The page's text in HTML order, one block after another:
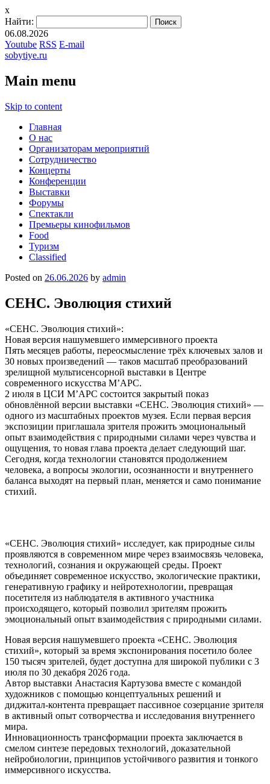
x
Найти:
06.08.2026
Youtube RSS E-mail
sobytiye.ru
Main menu
Skip to content
Главная
О нас
Организаторам мероприятий
Сотрудничество
Концерты
Конференции
Выставки
Форумы
Спектакли
Премьеры кинофильмов
Food
Туризм
Сlassified
Posted on 26.06.2026 by admin
СЕНС. Эволюция стихий
«СЕНС. Эволюция стихий»:
Новая версия нашумевшего иммерсивного проекта
Пять месяцев работы, переосмысление трёх ключевых залов и
30 новых произведений — таков масштаб преобразований
зрелищной мультисенсорной выставки в Центре
современного искусства М’АРС.
2 июля в ЦСИ М’АРС состоится закрытый показ
обновлённой версии выставки «СЕНС. Эволюция стихий» —
одного из масштабных проектов музея. Если первая версия
экспозиции приглашала зрителя прожить эмоциональный
опыт взаимодействия с природными силами через чувства и
ощущения, то новая глава проекта делает следующий шаг.
Сегодня, когда технологии становятся продолжением
человека, а вопросы экологии, осознанности и внутреннего
баланса выходят на первый план, меняется и само понимание
стихий.
«СЕНС. Эволюция стихий» исследует, как природные силы
проявляются в современном мире через взаимосвязь человека,
технологий, сознания и окружающей среды. Проект
объединяет современное искусство, экологические практики,
генеративную графику и нейротехнологии, превращая
посетителя из наблюдателя в активного участника
происходящего, который позволил зрителям прожить
эмоциональный опыт взаимодействия с природными силами.
Новая версия нашумевшего проекта «СЕНС. Эволюция
стихий», который за время экспонирования посетило более
150 тысяч зрителей, будет доступна для широкой публики с 3
июля по 30 декабря 2026 года.
Автор выставки Анастасия Картузова вместе с командой
художников с помощью концептуальных решений и
диджитал-контента превращает пассивное созерцание зрителя
в активный опыт сотворчества и исследования внутреннего
мира.
Инновационность трансформации проекта заключается в
смелом синтезе передовых технологий, доказательной
нейробиологии, принципов устойчивого развития и тонкого
иммерсивного искусства.